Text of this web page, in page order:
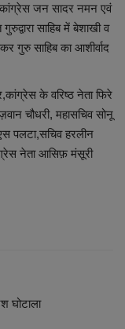
जन सादर नमन एवं
साहिब में बेशाखी व
गुरु साहिब का आशीर्वाद
के वरिष्ठ नेता फिरे
चौधरी, महासचिव सोनू
पलटा,सचिव हरलीन
नेता आसिफ़ मंसूरी
घोटाला